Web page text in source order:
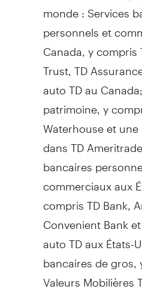
monde : Services
personnels et
Canada, y compris
Trust, TD
auto TD au
patrimoine, y
Waterhouse et
dans TD
bancaires
commerciaux aux
compris TD Bank,
Convenient Bank
auto TD aux États-
bancaires de
Valeurs Mobilières